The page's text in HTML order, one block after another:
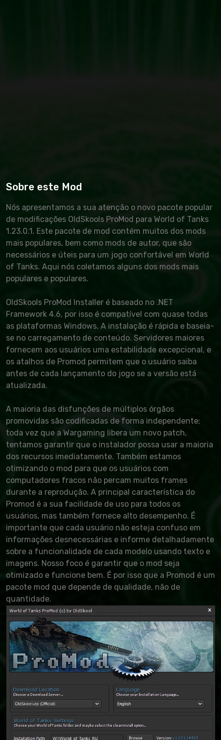
Sobre este Mod
Nós apresentamos a sua atenção o novo pacote popular
de modificações OldSkools ProMod para World of Tanks
1.23.0.1. Este pacote de mod contém muitos dos mods
mais populares, bem como mods de autor, que são
necessários e úteis para um jogo confortável em World
of Tanks. Aqui nós coletamos alguns dos mods mais
populares e populares.
OldSkools ProMod Installer é baseado no .NET
Framework 4.6, por isso é compatível com quase todas
as plataformas Windows. A instalação é rápida e baseia-
se no carregamento de conteúdo. Servidores maiores
fornecem aos usuários uma estabilidade excepcional, e
os atalhos de Promod permitem que o usuário saiba
antes de cada lançamento do jogo se a versão está
atualizada.
A maioria das disfunções de múltiplos órgãos
promovidas são codificadas de forma independente;
toda vez que a Wargaming libera um novo patch,
tentamos garantir que o instalador possa usar a maioria
dos recursos imediatamente. Também estamos
otimizando o mod para que os usuários com
computadores fracos não percam muitos frames
durante a reprodução. A principal característica do
Promod é a sua facilidade de uso para todos os
usuários, mas também fornece alto desempenho. É
importante que cada usuário não esteja confuso em
informações desnecessárias e informe detalhadamente
sobre a funcionalidade de cada modelo usando texto e
imagens. Nosso foco é garantir que o mod seja
otimizado e funcione bem. É por isso que a Promod é um
pacote mod que depende de qualidade, não de
quantidade.